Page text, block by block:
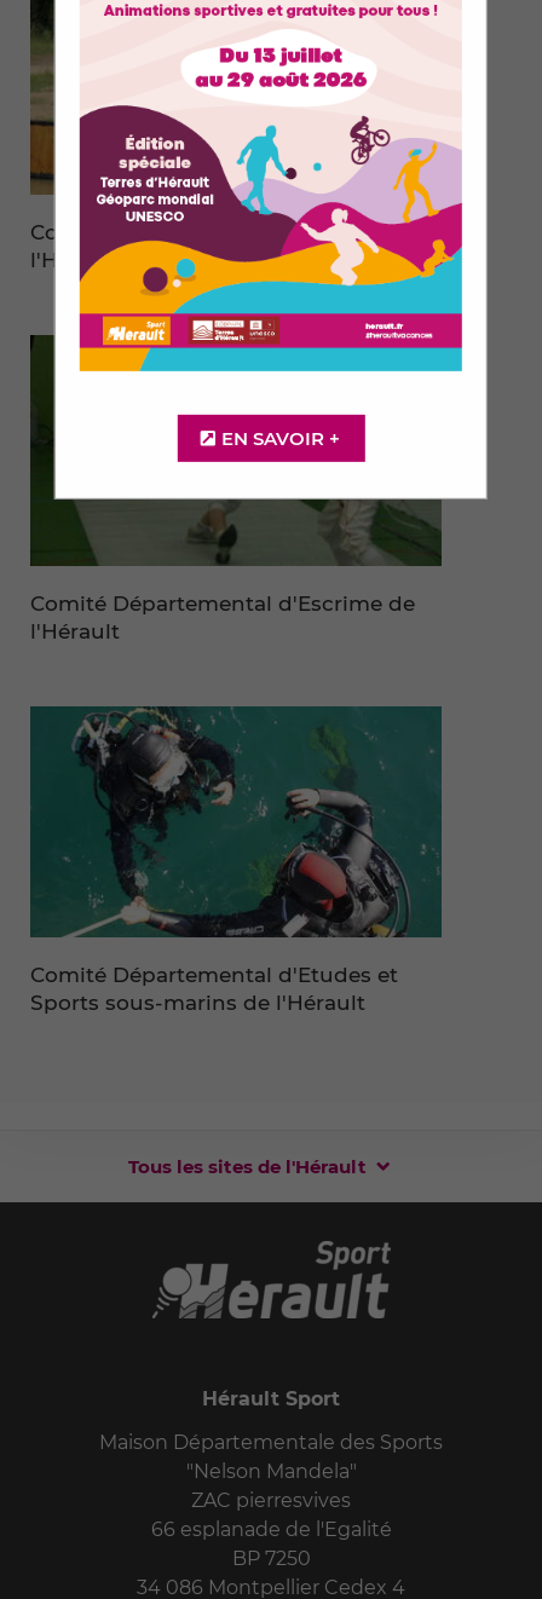
EN SAVOIR +
Comité Départemental d'Equitation de
l'Hérault
Comité Départemental d'Escrime de
l'Hérault
Comité Départemental d'Etudes et
Sports sous-marins de l'Hérault
Tous les sites de l'Hérault
Hérault Sport
Maison Départementale des Sports
"Nelson Mandela"
ZAC pierresvives
66 esplanade de l'Egalité
BP 7250
34 086 Montpellier Cedex 4